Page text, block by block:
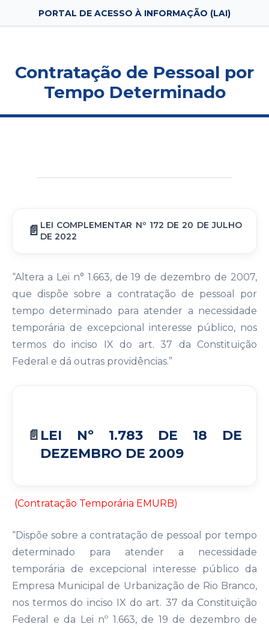
PORTAL DE ACESSO À INFORMAÇÃO (LAI)
Contratação de Pessoal por
Tempo Determinado
LEI COMPLEMENTAR Nº 172 DE 20 DE JULHO
DE 2022
“Altera a Lei n° 1.663, de 19 de dezembro de 2007,
que dispõe sobre a contratação de pessoal por
tempo determinado para atender a necessidade
temporária de excepcional interesse público, nos
termos do inciso IX do art. 37 da Constituição
Federal e dá outras providências.”
LEI Nº 1.783 DE 18 DE
DEZEMBRO DE 2009
(Contratação Temporária EMURB)
“Dispõe sobre a contratação de pessoal por tempo
determinado para atender a necessidade
temporária de excepcional interesse público da
Empresa Municipal de Urbanização de Rio Branco,
nos termos do inciso IX do art. 37 da Constituição
Federal e da Lei nº 1.663, de 19 de dezembro de